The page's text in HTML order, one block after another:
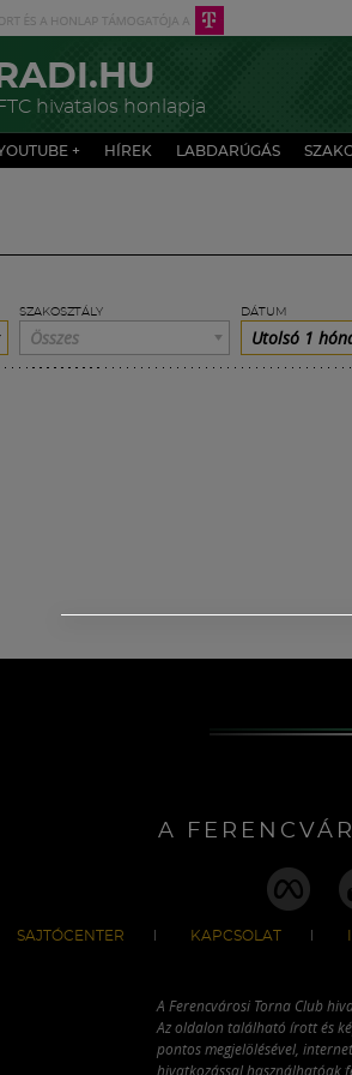
hivatalos honlapja
+ HÍREK LABDARÚGÁS
SZAKOSZTÁLY
Összes
DÁTUM
Utolsó 1
A
SAJTÓCENTER KAPCSOLAT
A Ferencvárosi Torna Club
Az oldalon található írott és
pontos megjelölésével,
hivatkozással használhatóak